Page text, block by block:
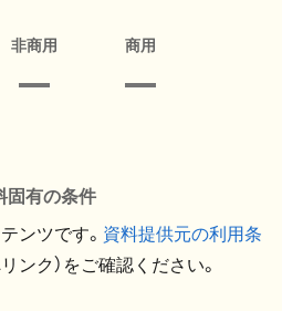
非商用 商用
固有の条件
ンツです。 資料提供元の利用条
ンク）をご確認ください。